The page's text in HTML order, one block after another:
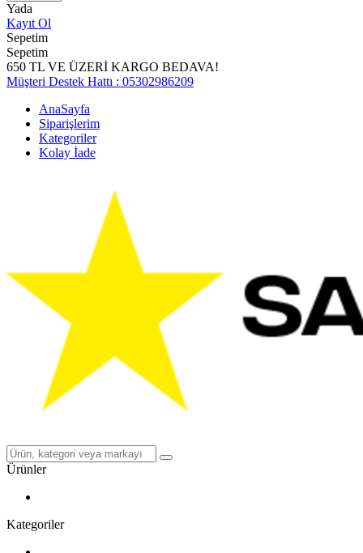
Yada
Kayıt Ol
Sepetim
Sepetim
650 TL VE ÜZERİ KARGO BEDAVA!
Müşteri Destek Hattı : 05302986209
AnaSayfa
Siparişlerim
Kategoriler
Kolay İade
Ürünler
Kategoriler